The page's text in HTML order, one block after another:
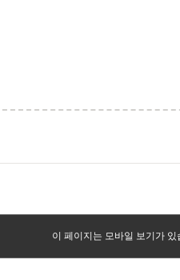
이 페이지는 모바일 보기가